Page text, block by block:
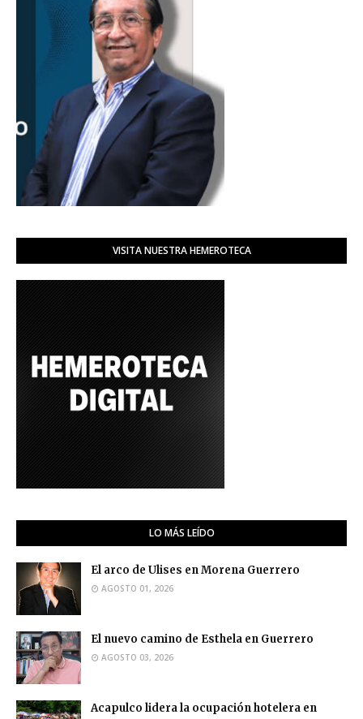
VISITA NUESTRA HEMEROTECA
LO MÁS LEÍDO
El arco de Ulises en Morena Guerrero
AGOSTO 01, 2026
El nuevo camino de Esthela en Guerrero
AGOSTO 03, 2026
Acapulco lidera la ocupación hotelera en